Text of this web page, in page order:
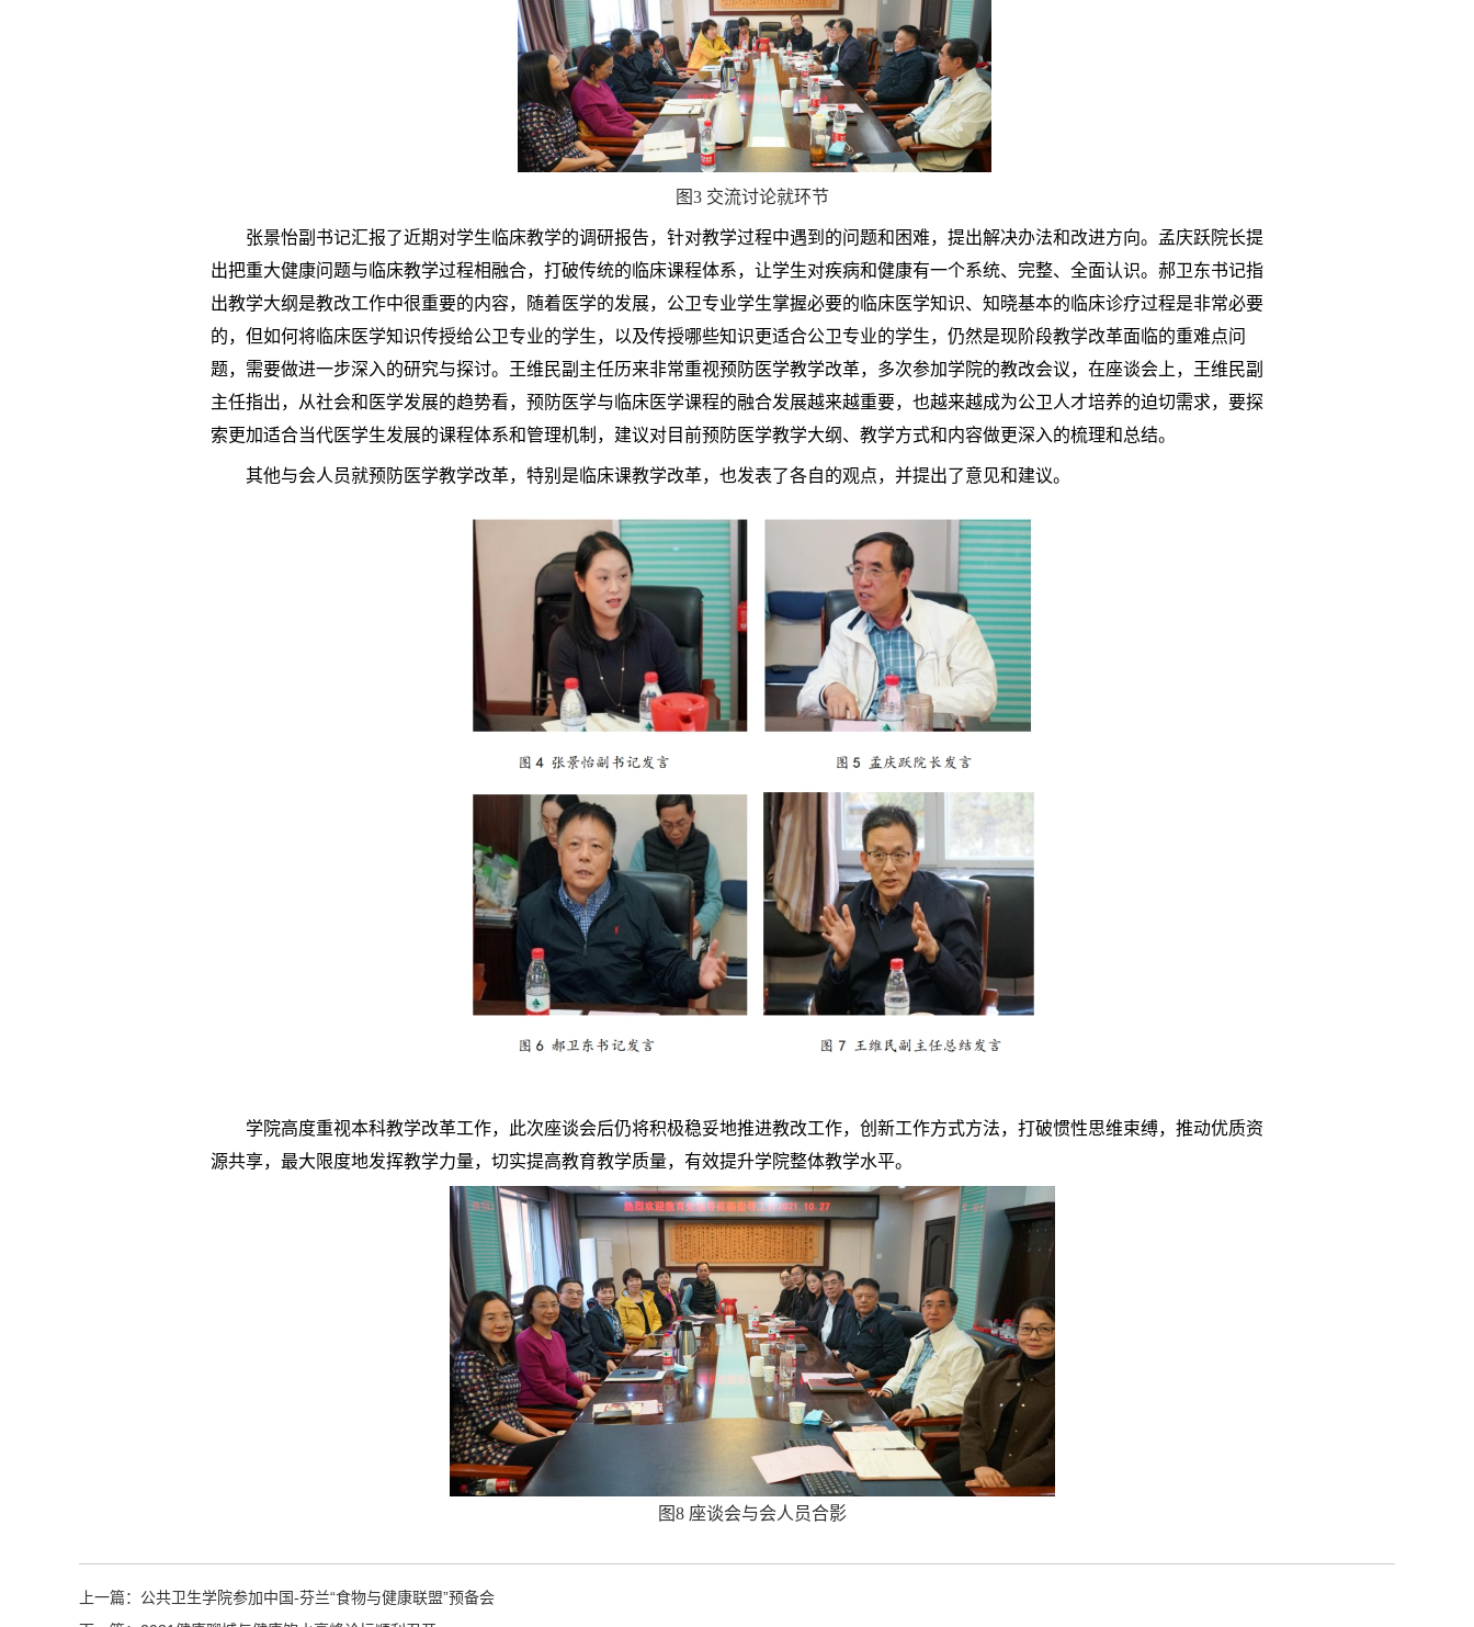
图3 交流讨论就环节
张景怡副书记汇报了近期对学生临床教学的调研报告，针对教学过程中遇到的问题和困难，提出解决办法和改进方向。孟庆跃院长提
出把重大健康问题与临床教学过程相融合，打破传统的临床课程体系，让学生对疾病和健康有一个系统、完整、全面认识。郝卫东书记指
出教学大纲是教改工作中很重要的内容，随着医学的发展，公卫专业学生掌握必要的临床医学知识、知晓基本的临床诊疗过程是非常必要
的，但如何将临床医学知识传授给公卫专业的学生，以及传授哪些知识更适合公卫专业的学生，仍然是现阶段教学改革面临的重难点问
题，需要做进一步深入的研究与探讨。王维民副主任历来非常重视预防医学教学改革，多次参加学院的教改会议，在座谈会上，王维民副
主任指出，从社会和医学发展的趋势看，预防医学与临床医学课程的融合发展越来越重要，也越来越成为公卫人才培养的迫切需求，要探
索更加适合当代医学生发展的课程体系和管理机制，建议对目前预防医学教学大纲、教学方式和内容做更深入的梳理和总结。
其他与会人员就预防医学教学改革，特别是临床课教学改革，也发表了各自的观点，并提出了意见和建议。
学院高度重视本科教学改革工作， 此次座谈会后仍将积极稳妥地推进教改工作，创新工作方式方法，打破惯性思维束缚，推动优质资
源共享，最大限度地发挥教学力量，切实提高教育教学质量，有效提升学院整体教学水平。
图8 座谈会与会人员合影
上一篇： 公共卫生学院参加中国-芬兰“食物与健康联盟”预备会